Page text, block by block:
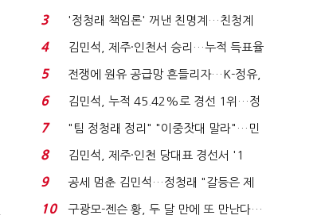
청래 "반명 공세 사...
3
'정청래 책임론' 꺼낸 친명계…친청계
는 추가투표 때리기...
4
김민석, 제주·인천서 승리…누적 득표율
'1위 탈환'(종합)...
5
전쟁에 원유 공급망 흔들리자…K-정유,
에너지안보 핵심...
6
김민석, 누적 45.42%로 경선 1위…정
청래와 격차 0.86%p(...
7
"팀 정청래 정리" "이중잣대 말라"…민
주 최고위원 계파 다...
8
김민석, 제주·인천 당대표 경선서 '1
위'(1보)...
9
공세 멈춘 김민석…정청래 "갈등은 제
가 수습"
10
구광모-젠슨 황, 두 달 만에 또 만난다…